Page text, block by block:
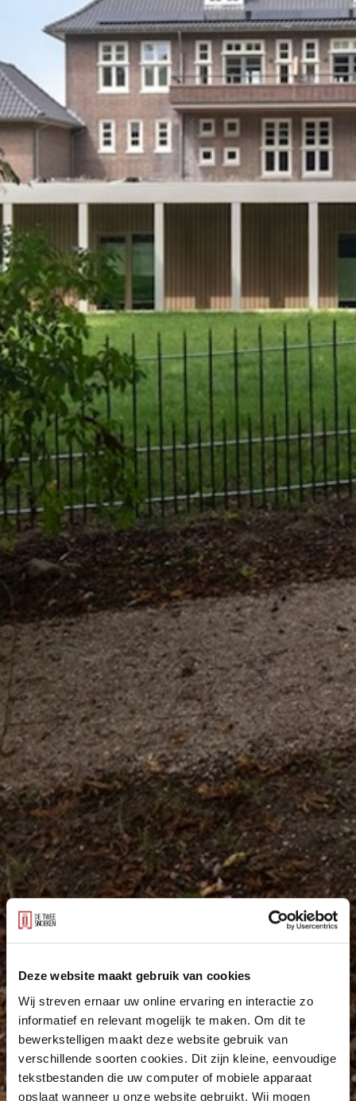
Deze website maakt gebruik van cookies
Wij streven ernaar uw online ervaring en interactie zo
informatief en relevant mogelijk te maken. Om dit te
bewerkstelligen maakt deze website gebruik van
verschillende soorten cookies. Dit zijn kleine, eenvoudige
tekstbestanden die uw computer of mobiele apparaat
opslaat wanneer u onze website gebruikt. Wij mogen